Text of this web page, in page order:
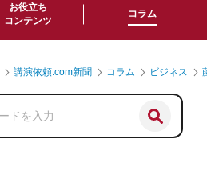
お役立ち
コンテンツ
コラム
講演依頼.com新聞 コラム ビジネス